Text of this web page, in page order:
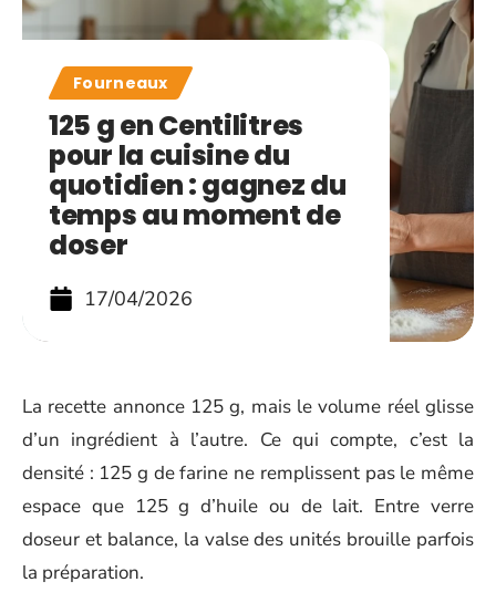
Fourneaux
125 g en Centilitres
pour la cuisine du
quotidien : gagnez du
temps au moment de
doser
17/04/2026
La recette annonce 125 g, mais le volume réel glisse
d’un ingrédient à l’autre. Ce qui compte, c’est la
densité : 125 g de farine ne remplissent pas le même
espace que 125 g d’huile ou de lait. Entre verre
doseur et balance, la valse des unités brouille parfois
la préparation.